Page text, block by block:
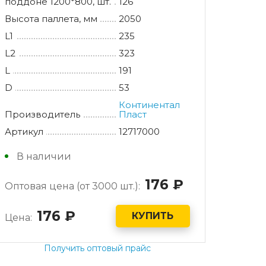
105 литров
контейнеры 240 литров
660 литров
баки 750 литров
контейнеры 770 литров
1100 литров
Высота паллета, мм
2050
L1
235
L2
323
L
191
D
53
Производитель
Континентал
Пласт
Артикул
12717000
В наличии
Оптовая цена (от 3000 шт.): 176
Цена: 176 КУПИТЬ
Получить оптовый прайс